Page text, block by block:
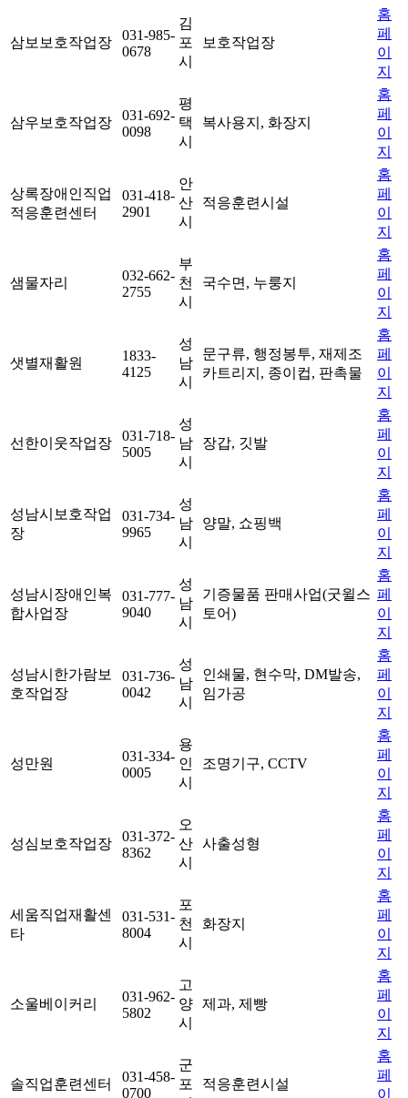
삼보보호작업장
031-985-
0678
김
포
시
보호작업장
홈
페
이
지
삼우보호작업장
031-692-
0098
평
택
시
복사용지, 화장지
홈
페
이
지
상록장애인직업
적응훈련센터
031-418-
2901
안
산
시
적응훈련시설
홈
페
이
지
샘물자리
032-662-
2755
부
천
시
국수면, 누룽지
홈
페
이
지
샛별재활원
1833-
4125
성
남
시
문구류, 행정봉투, 재제조
카트리지, 종이컵, 판촉물
홈
페
이
지
선한이웃작업장
031-718-
5005
성
남
시
장갑, 깃발
홈
페
이
지
성남시보호작업
장
031-734-
9965
성
남
시
양말, 쇼핑백
홈
페
이
지
성남시장애인복
합사업장
031-777-
9040
성
남
시
기증물품 판매사업(굿윌스
토어)
홈
페
이
지
성남시한가람보
호작업장
031-736-
0042
성
남
시
인쇄물, 현수막, DM발송,
임가공
홈
페
이
지
성만원
031-334-
0005
용
인
시
조명기구, CCTV
홈
페
이
지
성심보호작업장
031-372-
8362
오
산
시
사출성형
홈
페
이
지
세움직업재활센
타
031-531-
8004
포
천
시
화장지
홈
페
이
지
소울베이커리
031-962-
5802
고
양
시
제과, 제빵
홈
페
이
지
솔직업훈련센터
031-458-
0700
군
포
적응훈련시설
홈
페
이